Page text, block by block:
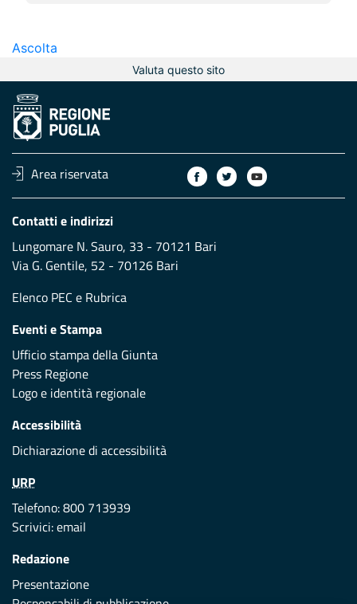
Ascolta
Valuta questo sito
Area riservata
Contatti e indirizzi
Lungomare N. Sauro, 33 - 70121 Bari
Via G. Gentile, 52 - 70126 Bari
Elenco PEC e Rubrica
Eventi e Stampa
Ufficio stampa della Giunta
Press Regione
Logo e identità regionale
Accessibilità
Dichiarazione di accessibilità
URP
Telefono: 800 713939
Scrivici:email
Redazione
Presentazione